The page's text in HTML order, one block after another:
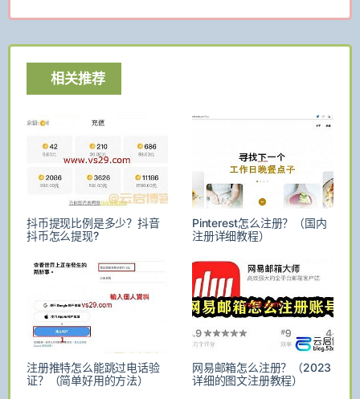
相关推荐
抖币提现比例是多少？抖音
抖币怎么提现?
Pinterest怎么注册？（国内
注册详细教程）
注册推特怎么能跳过电话验
证？（简单好用的方法）
网易邮箱怎么注册？（2023
详细的图文注册教程）